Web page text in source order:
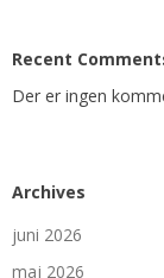
Recent
Der er ingen
Archives
juni 2026
maj 2026